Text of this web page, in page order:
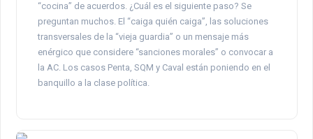
“cocina” de acuerdos. ¿Cuál es el siguiente paso? Se
preguntan muchos. El “caiga quién caiga”, las soluciones
transversales de la “vieja guardia” o un mensaje más
enérgico que considere “sanciones morales” o convocar a
la AC. Los casos Penta, SQM y Caval están poniendo en el
banquillo a la clase política.